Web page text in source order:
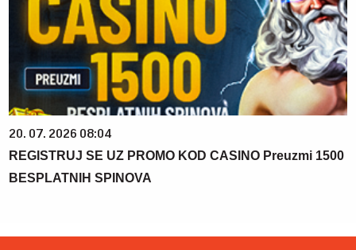
20. 07. 2026 08:04
REGISTRUJ SE UZ PROMO KOD CASINO Preuzmi 1500
BESPLATNIH SPINOVA